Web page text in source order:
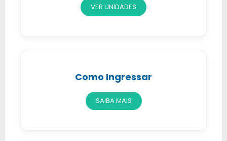
VER UNIDADES
Como Ingressar
SAIBA MAIS